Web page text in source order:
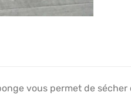
vous permet de